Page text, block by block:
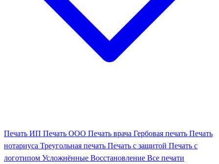
Печать ИП Печать ООО Печать врача Гербовая печать Печать
нотариуса Треугольная печать Печать с защитой Печать с
логотипом Усложнённые Восстановление Все печати